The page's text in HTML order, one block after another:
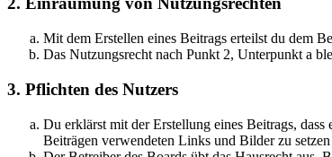
Mit dem Erstellen eines Beitrags erteilst du dem
Das Nutzungsrecht nach Punkt 2, Unterpunkt a
3. Pflichten des Nutzers
Du erklärst mit der Erstellung eines Beitrags,
Beiträgen verwendeten Links und Bilder zu